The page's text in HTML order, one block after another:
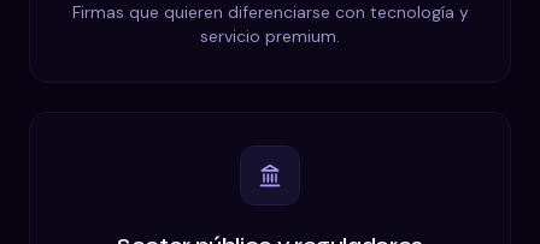
Firmas que quieren diferenciarse con tecnología y
servicio premium.